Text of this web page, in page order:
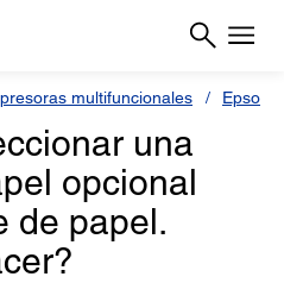
multifuncionales Epson
una
opcional
de papel.